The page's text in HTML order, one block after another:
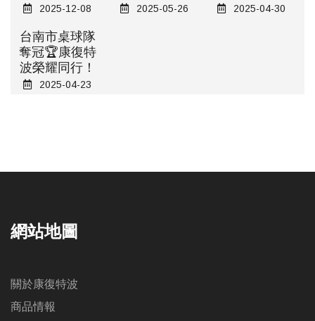
2025-12-08 2025-05-26 2025-04-30
台南市桌球隊
奪冠🏆康復特
波榮耀同行！
2025-04-23
網站地圖
關於康復特波
商品情報